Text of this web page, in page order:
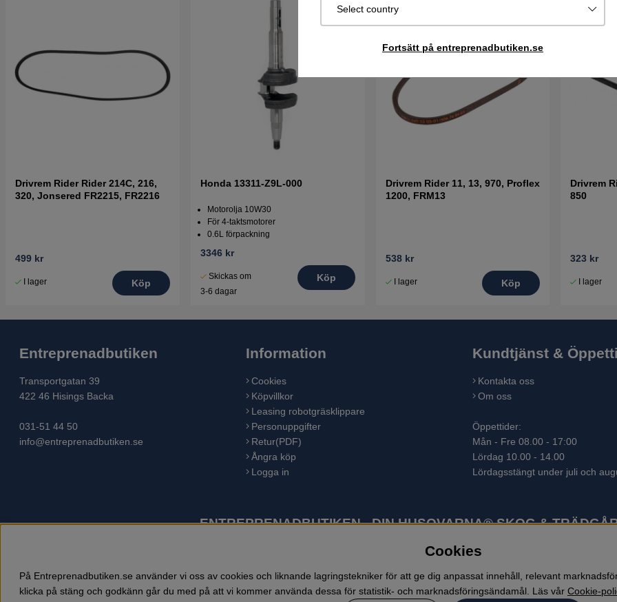
Select country
Fortsätt på entreprenadbutiken.se
Drivrem Rider Rider 214C, 216,
320, Jonsered FR2215, FR2216
499 kr
I lager Köp
Honda 13311-Z9L-000
Motorolja 10W30
För 4-taktsmotorer
0.6L förpackning
3346 kr
Skickas om
3-6 dagar
Köp
Drivrem Rider 11, 13, 970, Proflex
1200, FRM13
538 kr
I lager Köp
Drivrem
850
323 kr
I lager
Entreprenadbutiken
Transportgatan 39
422 46 Hisings Backa
031-51 44 50
info@entreprenadbutiken.se
Information
Cookies
Köpvillkor
Leasing robotgräsklippare
Personuppgifter
Retur(PDF)
Ångra köp
Logga in
Kundtjänst &
Kontakta oss
Om oss
Öppettider:
Mån - Fre 08.00 - 17:00
Lördag 10.00 - 14.00
Lördagsstängt under juli och
ENTREPRENADBUTIKEN - DIN HUSQVARNA® SKOG &
Husqvarna är världens största tillverkare av utomhusprodukter som skogsmaskiner och trädgårdsmaskiner. I sortimentet finns
Cookies
På Entreprenadbutiken.se använder vi oss av cookies och liknande lagringstekniker för att ge dig anpassat innehåll, relevant
klicka på stäng och godkänn går du med på att vi kommer använda dessa för statistik- och marknadsföringsändamål. Läs vår Cookie-